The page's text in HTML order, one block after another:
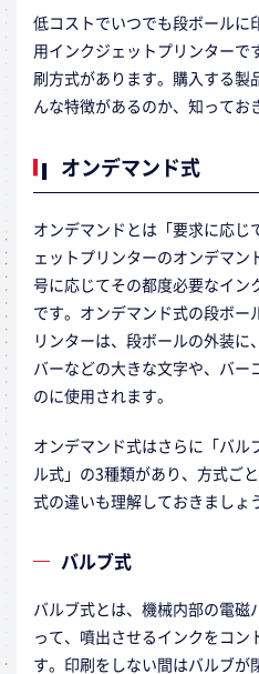
低コストでいつでも段ボールに
用インクジェットプリンターで
刷方式があります。購入する
んな特徴があるのか、知ってお
オンデマンド式
オンデマンドとは「要求に応じ
ェットプリンターのオンデマ
号に応じてその都度必要なイン
です。オンデマンド式の段ボ
リンターは、段ボールの外装
バーなどの大きな文字や、バー
のに使用されます。
オンデマンド式はさらに「バル
ル式」の3種類があり、方式ご
式の違いも理解しておきましょ
バルブ式
バルブ式とは、機械内部の電磁
って、噴出させるインクをコン
す。印刷をしない間はバルブが